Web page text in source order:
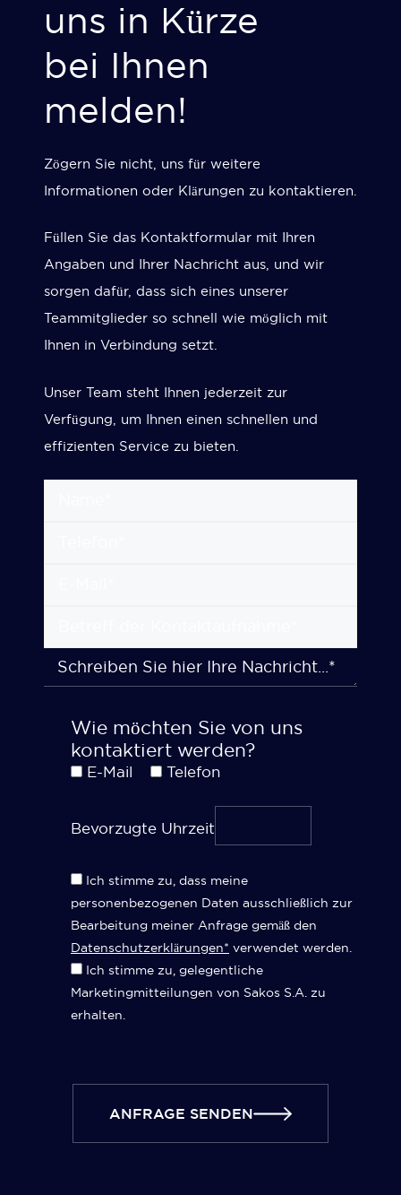
uns in Kürze
bei Ihnen
melden!
Zögern Sie nicht, uns für weitere
Informationen oder Klärungen zu kontaktieren.
Füllen Sie das Kontaktformular mit Ihren
Angaben und Ihrer Nachricht aus, und wir
sorgen dafür, dass sich eines unserer
Teammitglieder so schnell wie möglich mit
Ihnen in Verbindung setzt.
Unser Team steht Ihnen jederzeit zur
Verfügung, um Ihnen einen schnellen und
effizienten Service zu bieten.
Wie möchten Sie von uns
kontaktiert werden?
E-Mail Telefon
Bevorzugte Uhrzeit
Ich stimme zu, dass meine
personenbezogenen Daten ausschließlich zur
Bearbeitung meiner Anfrage gemäß den
Datenschutzerklärungen* verwendet werden.
Ich stimme zu, gelegentliche
Marketingmitteilungen von Sakos S.A. zu
erhalten.
ANFRAGE SENDEN